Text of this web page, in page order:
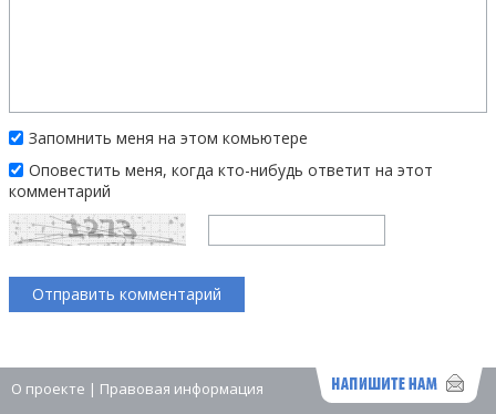
Запомнить меня на этом комьютере
Оповестить меня, когда кто-нибудь ответит на этот
комментарий
О проекте | Правовая информация